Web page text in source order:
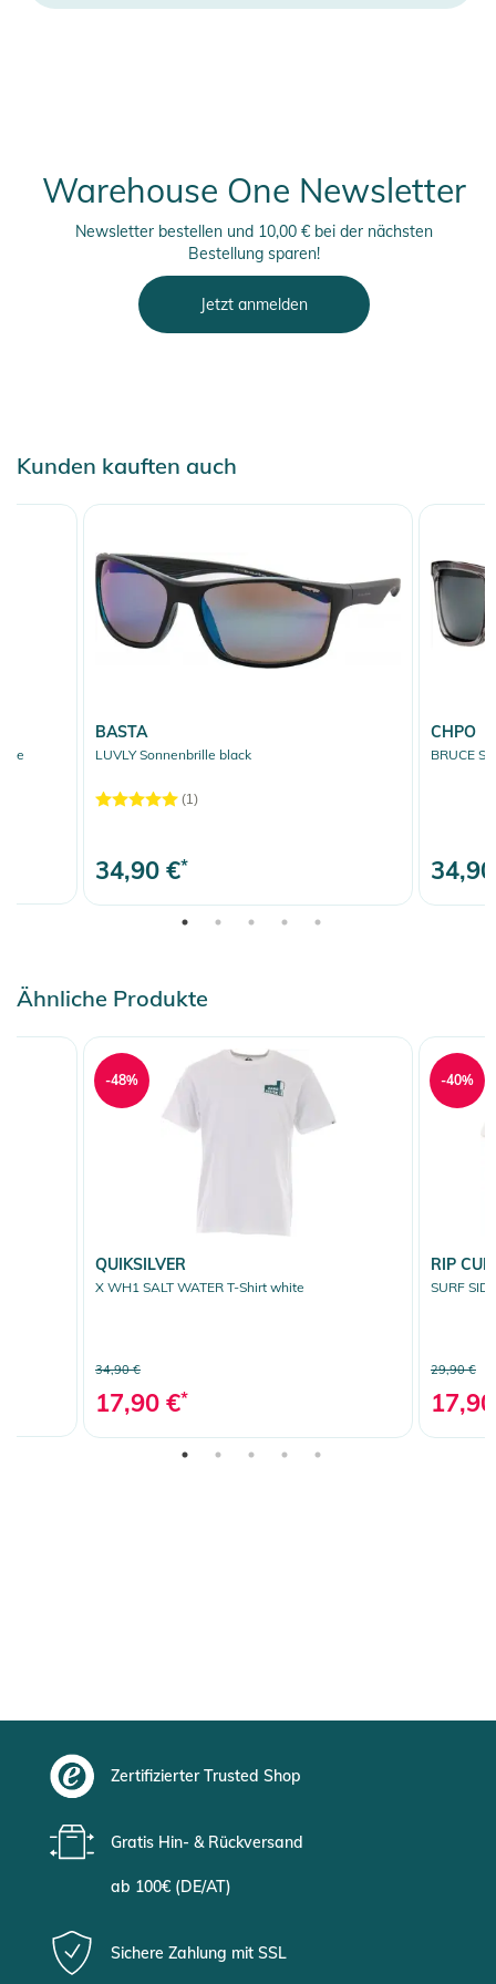
Warehouse One Newsletter
Newsletter bestellen und 10,00 € bei der nächsten
Bestellung sparen!
Jetzt anmelden
Kunden kauften auch
BASTA
LUVLY Sonnenbrille black
(1)
34,90 €*
CHPO
BRUCE
Ähnliche Produkte
QUIKSILVER
X WH1 SALT WATER T-Shirt white
34,90 €
17,90 €*
-48%
RIP
SURF
29,90 €
-40%
Zertifizierter Trusted Shop
Gratis Hin- & Rückversand
ab 100€ (DE/AT)
Sichere Zahlung mit SSL